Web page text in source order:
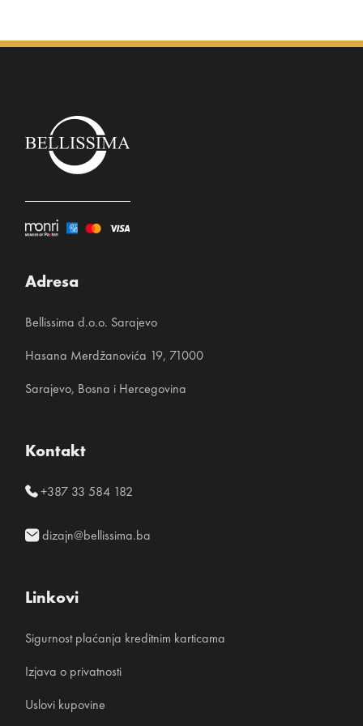
Adresa
Bellissima d.o.o. Sarajevo
Hasana Merdžanovića 19, 71000
Sarajevo, Bosna i Hercegovina
Kontakt
+387 33 584 182
dizajn@bellissima.ba
Linkovi
Sigurnost plaćanja kreditnim karticama
Izjava o privatnosti
Uslovi kupovine